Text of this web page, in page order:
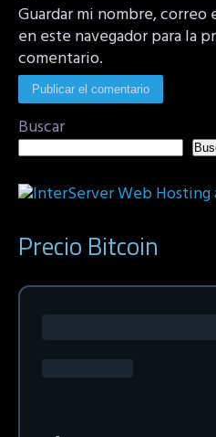
Guardar mi nombre,
en este navegador para la
comentario.
Buscar
Precio Bitcoin